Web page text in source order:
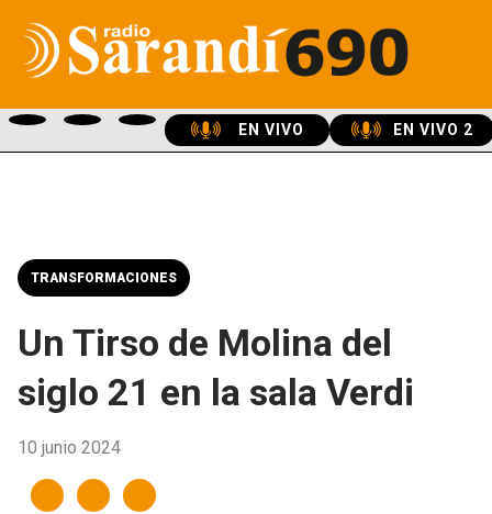
EN VIVO EN VIVO 2
TRANSFORMACIONES
Un Tirso de Molina del
siglo 21 en la sala Verdi
10 junio 2024